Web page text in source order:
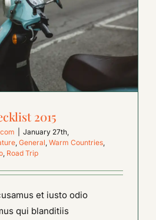
2015
January 27th,
, General Warm Countries,
, Road Trip
et iusto odio
qui blanditiis